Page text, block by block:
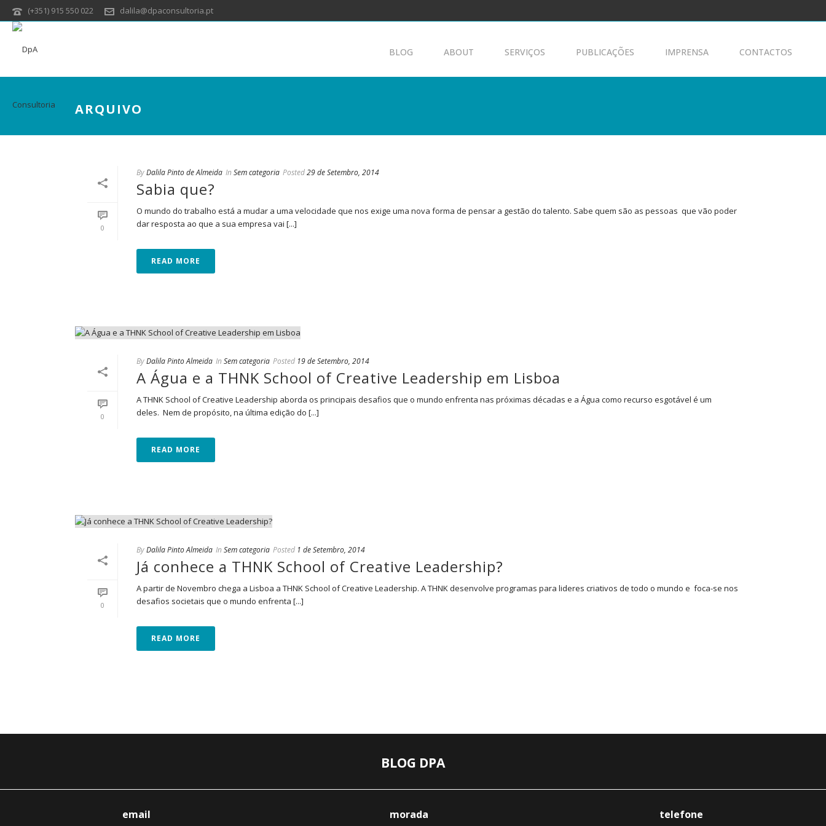
(+351) 915 550 022 dalila@dpaconsultoria.pt
BLOG ABOUT SERVIÇOS PUBLICAÇÕES IMPRENSA CONTACTOS
ARQUIVO
0
ByDalila Pinto de Almeida In Sem categoria Posted29 de Setembro, 2014
Sabia que?
O mundo do trabalho está a mudar a uma velocidade que nos exige uma nova forma de pensar a gestão do talento. Sabe quem são as pessoas que vão poder
dar resposta ao que a sua empresa vai [...]
READ MORE
0
ByDalila Pinto Almeida In Sem categoria Posted 19 de Setembro, 2014
A Água e a THNK School of Creative Leadership em Lisboa
A THNK School of Creative Leadership aborda os principais desafios que o mundo enfrenta nas próximas décadas e a Água como recurso esgotável é um
deles. Nem de propósito, na última edição do [...]
READ MORE
0
ByDalila Pinto Almeida In Sem categoria Posted 1 de Setembro, 2014
Já conhece a THNK School of Creative Leadership?
A partir de Novembro chega a Lisboa a THNK School of Creative Leadership. A THNK desenvolve programas para lideres criativos de todo o mundo e foca-se nos
desafios societais que o mundo enfrenta [...]
READ MORE
BLOG DPA
email
morada
telefone